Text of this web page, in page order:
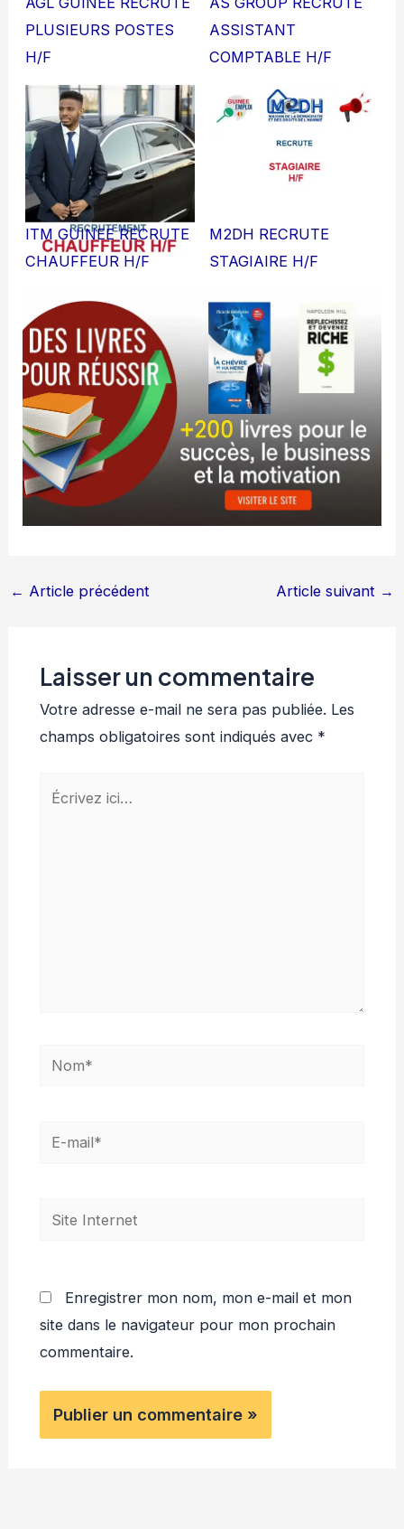
PLUSIEURS POSTES
H/F
ASSISTANT
COMPTABLE H/F
ITM GUINEE RECRUTE
CHAUFFEUR H/F
M2DH RECRUTE
STAGIAIRE H/F
← Article précédent Article suivant →
Laisser un commentaire
Votre adresse e-mail ne sera pas publiée. Les
champs obligatoires sont indiqués avec *
Écrivez
Nom*
E-
Site
Enregistrer mon nom, mon e-mail et mon
site dans le navigateur pour mon prochain
commentaire.